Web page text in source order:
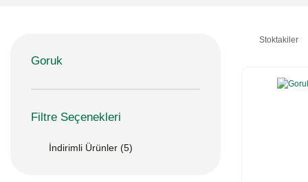
Goruk
Filtre Seçenekleri
İndirimli Ürünler (5)
Stoktakiler